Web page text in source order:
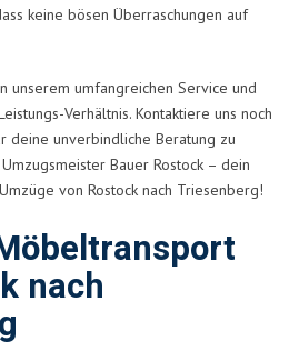
keine bösen Überraschungen auf
unserem umfangreichen Service und
Verhältnis. Kontaktiere uns noch
deine unverbindliche Beratung zu
Bauer Rostock – dein
von Rostock nach Triesenberg!
nach